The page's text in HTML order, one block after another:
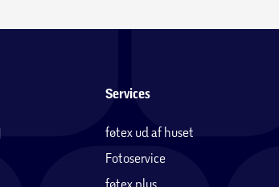
Services
føtex ud af huset
Fotoservice
føtex plus